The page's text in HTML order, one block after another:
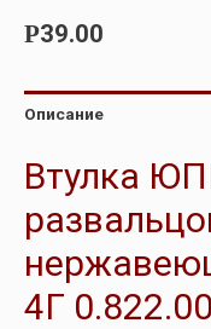
Р39.00
Описание
Втулка
4Г